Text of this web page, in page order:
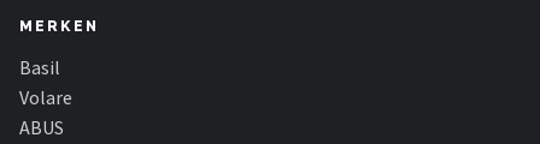
MERKEN
Basil
Volare
ABUS